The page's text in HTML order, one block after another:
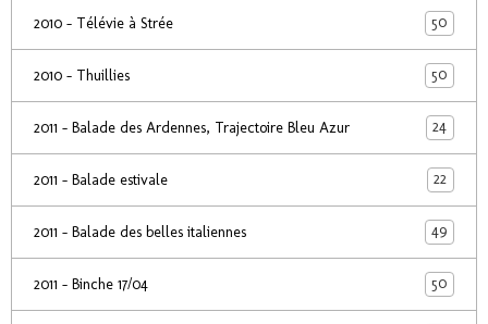
2010 - Télévie à Strée 50
2010 - Thuillies 50
2011 - Balade des Ardennes, Trajectoire Bleu Azur 24
2011 - Balade estivale 22
2011 - Balade des belles italiennes 49
2011 - Binche 17/04 50